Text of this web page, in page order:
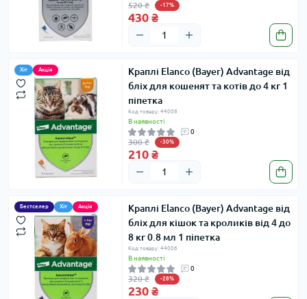
520 ₴ -17%
430 ₴
Хіт Акція
Краплі Elanco (Bayer) Advantage від
бліх для кошенят та котів до 4 кг 1
піпетка
Код товару: 44008
В наявності
0
300 ₴ -30%
210 ₴
Бестселер Хіт Акція
Краплі Elanco (Bayer) Advantage від
бліх для кішок та кроликів від 4 до
8 кг 0.8 мл 1 піпетка
Код товару: 44006
В наявності
0
320 ₴ -28%
230 ₴